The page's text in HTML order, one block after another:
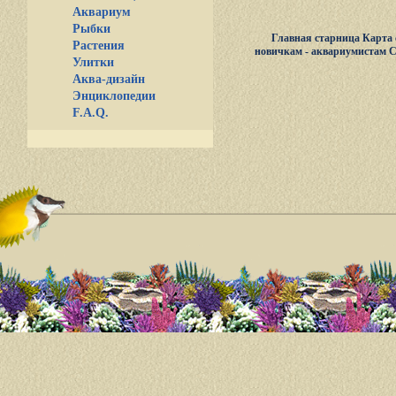
Аквариум
Рыбки
Растения
Улитки
Аква-дизайн
Энциклопедии
F.A.Q.
Главная старница Карта
новичкам - аквариумистам